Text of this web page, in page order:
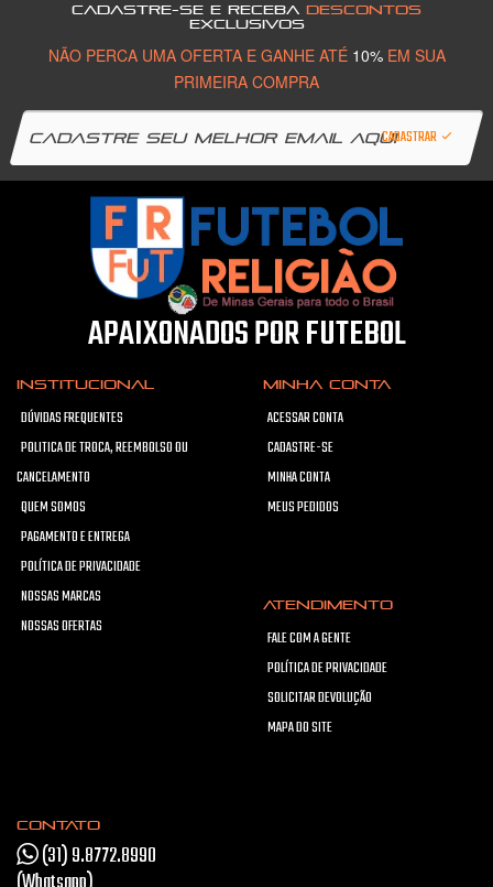
CADASTRE-SE E RECEBA DESCONTOS
EXCLUSIVOS
NÃO PERCA UMA OFERTA E GANHE ATÉ 10%EM SUA
PRIMEIRA COMPRA
CADASTRAR
APAIXONADOS POR FUTEBOL
INSTITUCIONAL
DÚVIDAS FREQUENTES
POLITICA DE TROCA, REEMBOLSO OU
CANCELAMENTO
QUEM SOMOS
PAGAMENTO E ENTREGA
POLÍTICA DE PRIVACIDADE
NOSSAS MARCAS
NOSSAS OFERTAS
MINHA CONTA
ACESSAR CONTA
CADASTRE-SE
MINHA CONTA
MEUS PEDIDOS
ATENDIMENTO
FALE COM A GENTE
POLÍTICA DE PRIVACIDADE
SOLICITAR DEVOLUÇÃO
MAPA DO SITE
CONTATO
(31) 9.8772.8990